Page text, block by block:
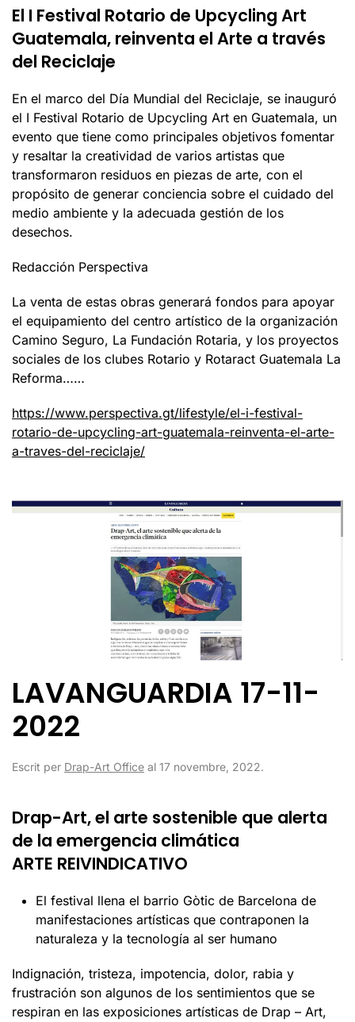
El I Festival Rotario de Upcycling Art
Guatemala, reinventa el Arte a través
del Reciclaje
En el marco del Día Mundial del Reciclaje, se inauguró
el I Festival Rotario de Upcycling Art en Guatemala, un
evento que tiene como principales objetivos fomentar
y resaltar la creatividad de varios artistas que
transformaron residuos en piezas de arte, con el
propósito de generar conciencia sobre el cuidado del
medio ambiente y la adecuada gestión de los
desechos.
Redacción Perspectiva
La venta de estas obras generará fondos para apoyar
el equipamiento del centro artístico de la organización
Camino Seguro, La Fundación Rotaria, y los proyectos
sociales de los clubes Rotario y Rotaract Guatemala La
Reforma……
https://www.perspectiva.gt/lifestyle/el-i-festival-
rotario-de-upcycling-art-guatemala-reinventa-el-arte-
a-traves-del-reciclaje/
LAVANGUARDIA 17-11-
2022
Escrit per Drap-Art Office al 17 novembre, 2022.
Drap-Art, el arte sostenible que alerta
de la emergencia climática
ARTE REIVINDICATIVO
El festival llena el barrio Gòtic de Barcelona de
manifestaciones artísticas que contraponen la
naturaleza y la tecnología al ser humano
Indignación, tristeza, impotencia, dolor, rabia y
frustración son algunos de los sentimientos que se
respiran en las exposiciones artísticas de Drap – Art,